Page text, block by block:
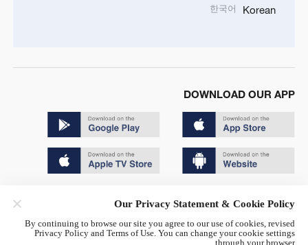
Korean
한국어
DOWNLOAD OUR APP
京ICP备20000184号
京公网安备 11010502050052号
Our Privacy Statement & Cookie Policy
By continuing to browse our site you agree to our use of cookies, revised
Privacy Policy and Terms of Use. You can change your cookie settings
through your browser.